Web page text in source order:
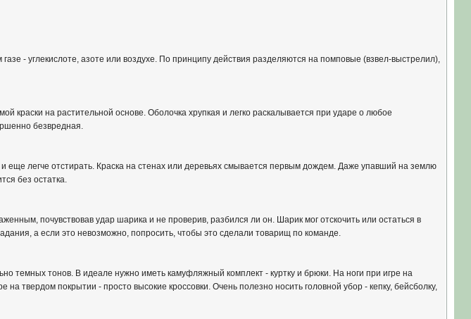
- углекислоте, азоте или воздухе. По принципу действия разделяются на помповые (взвел-выстрелил),
краски на растительной основе. Оболочка хрупкая и легко раскалывается при ударе о любое
безвредная.
еще легче отстирать. Краска на стенах или деревьях смывается первым дождем. Даже упавший на землю
без остатка.
почувствовав удар шарика и не проверив, разбился ли он. Шарик мог отскочить или остаться в
а если это невозможно, попросить, чтобы это сделали товарищ по команде.
темных тонов. В идеале нужно иметь камуфляжный комплект - куртку и брюки. На ноги при игре на
на твердом покрытии - просто высокие кроссовки. Очень полезно носить головной убор - кепку, бейсболку,